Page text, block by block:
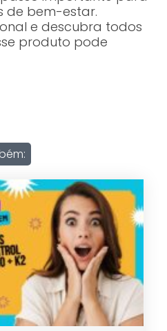
de bem-estar.
e descubra todos
produto pode